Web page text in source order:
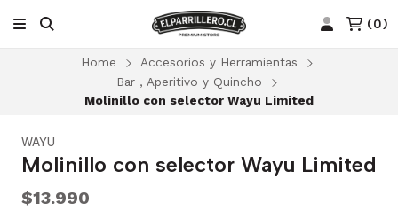
(0)
Home
Accesorios y Herramientas
Bar , Aperitivo y Quincho
Molinillo con selector Wayu Limited
WAYU
Molinillo con selector Wayu Limited
$13.990